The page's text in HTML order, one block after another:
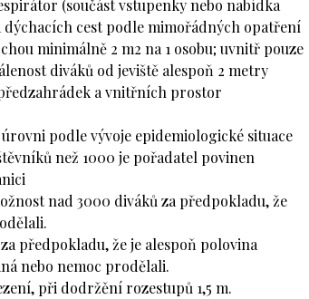
(součást vstupenky nebo nabídka
cest podle mimořádných opatření
minimálně 2 m2 na 1 osobu; uvnitř pouze
diváků od jeviště alespoň 2 metry
a vnitřních prostor
podle vývoje epidemiologické situace
než 1000 je pořadatel povinen
nad 3000 diváků za předpokladu, že
předpokladu, že je alespoň polovina
nebo nemoc prodělali.
při dodržění rozestupů 1,5 m.